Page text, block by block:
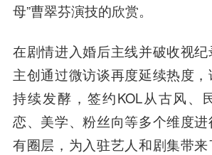
母”曹翠芬演技的欣赏。
在剧情进入婚后主线并破收视纪
主创通过微访谈再度延续热度
持续发酵，签约KOL从古风、
恋、美学、粉丝向等多个维度
有圈层，为入驻艺人和剧集带